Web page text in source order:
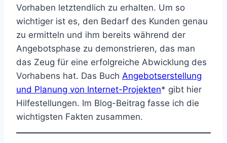
Vorhaben letztendlich zu erhalten. Um so
wichtiger ist es, den Bedarf des Kunden genau
zu ermitteln und ihm bereits während der
Angebotsphase zu demonstrieren, das man
das Zeug für eine erfolgreiche Abwicklung des
Vorhabens hat. Das Buch Angebotserstellung
und Planung von Internet-Projekten* gibt hier
Hilfestellungen. Im Blog-Beitrag fasse ich die
wichtigsten Fakten zusammen.